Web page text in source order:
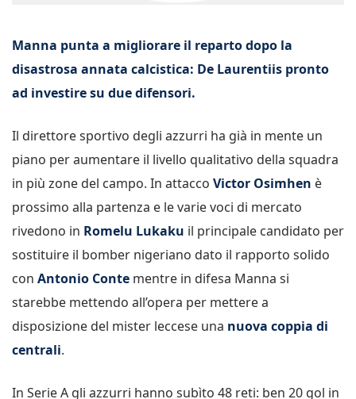
Manna punta a migliorare il reparto dopo la
disastrosa annata calcistica: De Laurentiis pronto
ad investire su due difensori.
Il direttore sportivo degli azzurri ha già in mente un
piano per aumentare il livello qualitativo della squadra
in più zone del campo. In attacco Victor Osimhen è
prossimo alla partenza e le varie voci di mercato
rivedono in Romelu Lukaku il principale candidato per
sostituire il bomber nigeriano dato il rapporto solido
con Antonio Conte mentre in difesa Manna si
starebbe mettendo all’opera per mettere a
disposizione del mister leccese una nuova coppia di
centrali.
In Serie A gli azzurri hanno subìto 48 reti: ben 20 gol in